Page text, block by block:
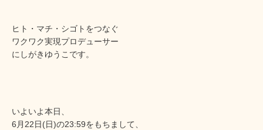
ヒト・マチ・シゴトをつなぐ
ワクワク実現プロデューサー
にしがきゆうこです。
いよいよ本日、
6月22日(日)の23:59をもちまして、